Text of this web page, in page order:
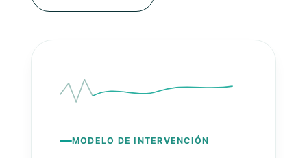
MODELO DE INTERVENCIÓN